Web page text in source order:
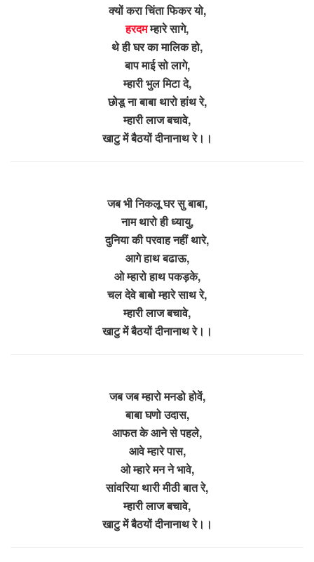
क्यों करा चिंता फिकर यो,
हरदमम्हारे सागे,
थे ही घर का मालिक हो,
बाप माई सो लागे,
म्हारी भुल मिटा दे,
छोडू ना बाबा थारो हांथ रे,
म्हारी लाज बचावे,
खाटु में बैठयों दीनानाथ रे।।
जब भी निकलू घर सु बाबा,
नाम थारो ही ध्यायु,
दुनिया की परवाह नहीं थारे,
आगे हाथ बढाऊ,
ओ म्हारो हाथ पकड़के,
चल देवे बाबो म्हारे साथ रे,
म्हारी लाज बचावे,
खाटु में बैठयों दीनानाथ रे।।
जब जब म्हारो मनडो होवें,
बाबा घणो उदास,
आफत के आने से पहले,
आवे म्हारे पास,
ओ म्हारे मन ने भावे,
सांवरिया थारी मीठी बात रे,
म्हारी लाज बचावे,
खाटु में बैठयों दीनानाथ रे।।